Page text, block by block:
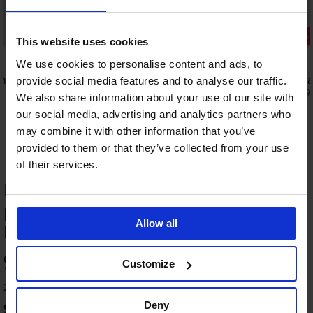
This website uses cookies
We use cookies to personalise content and ads, to
provide social media features and to analyse our traffic.
We also share information about your use of our site with
our social media, advertising and analytics partners who
may combine it with other information that you’ve
provided to them or that they’ve collected from your use
of their services.
Allow all
Customize
Deny
bez
-20% BRA20
4,6
Zmenšující podprsenka Teagan
nevyztužená bez kostic
799 Kč
639 Kč kód: BRA20
Sleva -30%
902 Kč1 289
podprsenka
HODNOCENÍ PRODUKTU Kojicí
podprsenka Loren s Carri-Gel
kosticemi nevyztužená
91
22 zákazníků produkt hodnotilo
90 zákazníků produkt doporučuje